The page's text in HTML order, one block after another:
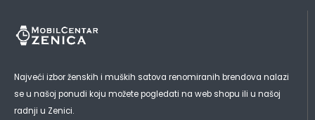
Najveći izbor ženskih i muških satova renomiranih brendova nalazi
se u našoj ponudi koju možete pogledati na web shopu ili u našoj
radnji u Zenici.